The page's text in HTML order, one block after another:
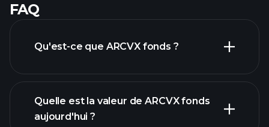
FAQ
Qu'est-ce que ARCVX fonds ?
Quelle est la valeur de ARCVX fonds
aujourd'hui ?